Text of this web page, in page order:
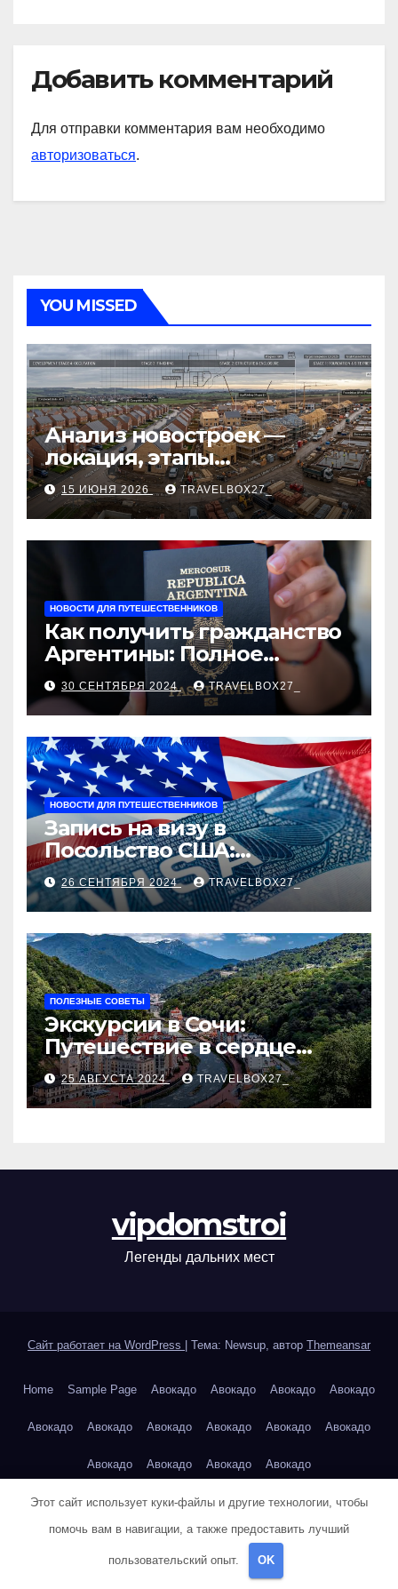
Добавить комментарий
Для отправки комментария вам необходимо
авторизоваться.
YOU MISSED
Анализ новостроек —
локация, этапы
строительства, проверка
застройщика, сценарии
оформления сделки и
рыночные ориентиры
15 ИЮНЯ 2026 TRAVELBOX27_
НОВОСТИ ДЛЯ ПУТЕШЕСТВЕННИКОВ
Как получить гражданство
Аргентины: Полное
руководство
30 СЕНТЯБРЯ 2024 TRAVELBOX27_
НОВОСТИ ДЛЯ ПУТЕШЕСТВЕННИКОВ
Запись на визу в
Посольство США:
Пошаговое руководство
26 СЕНТЯБРЯ 2024 TRAVELBOX27_
ПОЛЕЗНЫЕ СОВЕТЫ
Экскурсии в Сочи:
Путешествие в сердце
Черноморского курорта
25 АВГУСТА 2024 TRAVELBOX27_
vipdomstroi
Легенды дальних мест
Сайт работает на WordPress | Тема: Newsup, автор Themeansar
Home Sample Page Авокадо Авокадо Авокадо Авокадо
Авокадо Авокадо Авокадо Авокадо Авокадо Авокадо
Авокадо Авокадо Авокадо Авокадо
Авторам и правообладателям Айзек Азимов — Основание
Александр Дюма — Граф Монте-Кристо
Александр Дюма — Три мушкетёра
Этот сайт использует куки-файлы и другие технологии, чтобы
помочь вам в навигации, а также предоставить лучший
пользовательский опыт. OK